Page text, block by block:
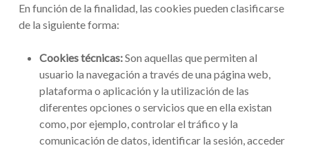
En función de la finalidad, las cookies pueden clasificarse
de la siguiente forma:
Cookies técnicas:Son aquellas que permiten al
usuario la navegación a través de una página web,
plataforma o aplicación y la utilización de las
diferentes opciones o servicios que en ella existan
como, por ejemplo, controlar el tráfico y la
comunicación de datos, identificar la sesión, acceder